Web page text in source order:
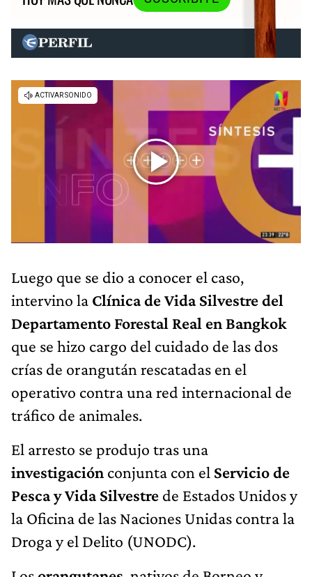
Luego que se dio a conocer el caso,
intervino la Clínica de Vida Silvestre del
Departamento Forestal Real en Bangkok
que se hizo cargo del cuidado de las dos
crías de orangután rescatadas en el
operativo contra una red internacional de
tráfico de animales.
El arresto se produjo tras una
investigación conjunta con el Servicio de
Pesca y Vida Silvestre de Estados Unidos y
la Oficina de las Naciones Unidas contra la
Droga y el Delito (UNODC).